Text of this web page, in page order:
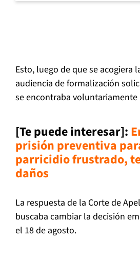
Esto, luego de que se
audiencia de formalización
se encontraba
[Te puede interesar]:
prisión preventiva
parricidio frustrado,
daños
La respuesta de la Corte de
buscaba cambiar la decisión
el 18 de agosto.